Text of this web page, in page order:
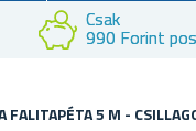
Csak
990 Forint
FALITAPÉTA 5 M -